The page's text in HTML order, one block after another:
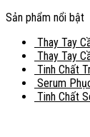
Sản phẩm nổi bật
Thay Tay
Thay Tay
Tinh Chất
Serum
Tinh Chất